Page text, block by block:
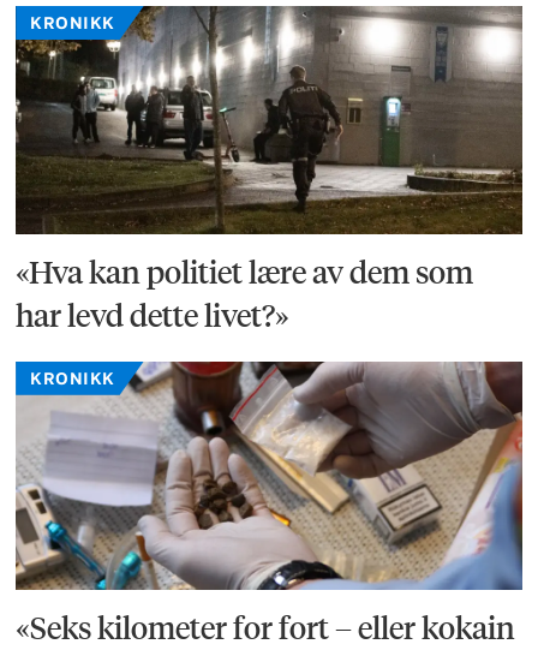
KRONIKK
«Hva kan politiet lære av dem som
har levd dette livet?»
KRONIKK
«Seks kilometer for fort – eller kokain